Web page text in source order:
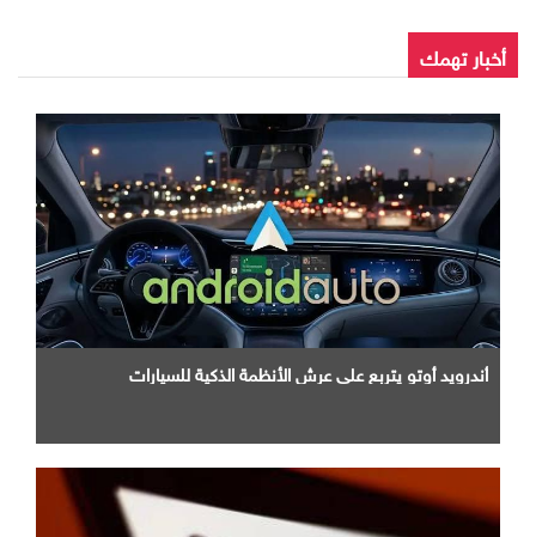
أخبار تهمك
أندرويد أوتو يتربع علي عرش الأنظمة الذكية للسيارات